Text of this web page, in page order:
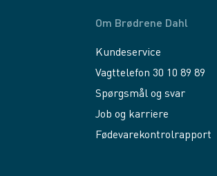
Om Brødrene Dahl
Kundeservice
Vagttelefon 30 10 89 89
Spørgsmål og svar
Job og karriere
Fødevarekontrolrapport